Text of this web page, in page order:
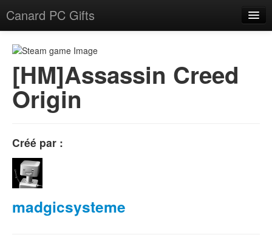
Canard PC Gifts
[HM]Assassin Creed
Origin
Créé par :
madgicsysteme